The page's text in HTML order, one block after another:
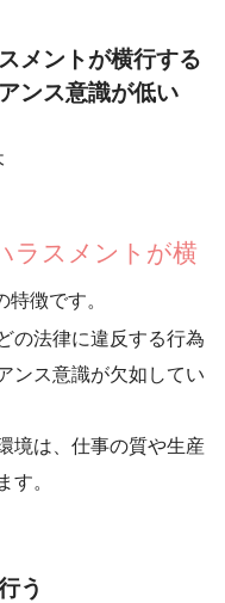
メントが横行する
ンス意識が低い
ラスメントが横
徴です。
の法律に違反する行為
ンス意識が欠如 してい
境は、仕事の質や生産
す。
う